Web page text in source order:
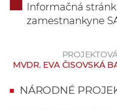
Informačná
zamestnankyne
MVDR. EVA ČISOVSKÁ
NÁRODNÉ